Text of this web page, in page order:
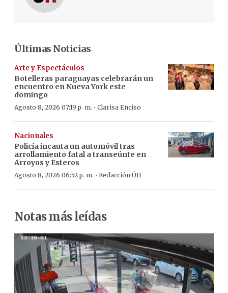
Últimas Noticias
Arte y Espectáculos
Botelleras paraguayas celebrarán un
encuentro en Nueva York este
domingo
Agosto 8, 2026 07:19 p. m. · Clarisa Enciso
Nacionales
Policía incauta un automóvil tras
arrollamiento fatal a transeúnte en
Arroyos y Esteros
Agosto 8, 2026 06:52 p. m. · Redacción ÚH
Notas más leídas